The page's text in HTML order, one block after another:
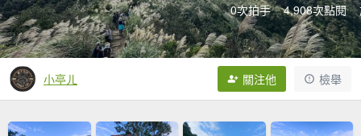
0次拍手 4,908次點閱
小亭ㄦ 關注他 檢舉